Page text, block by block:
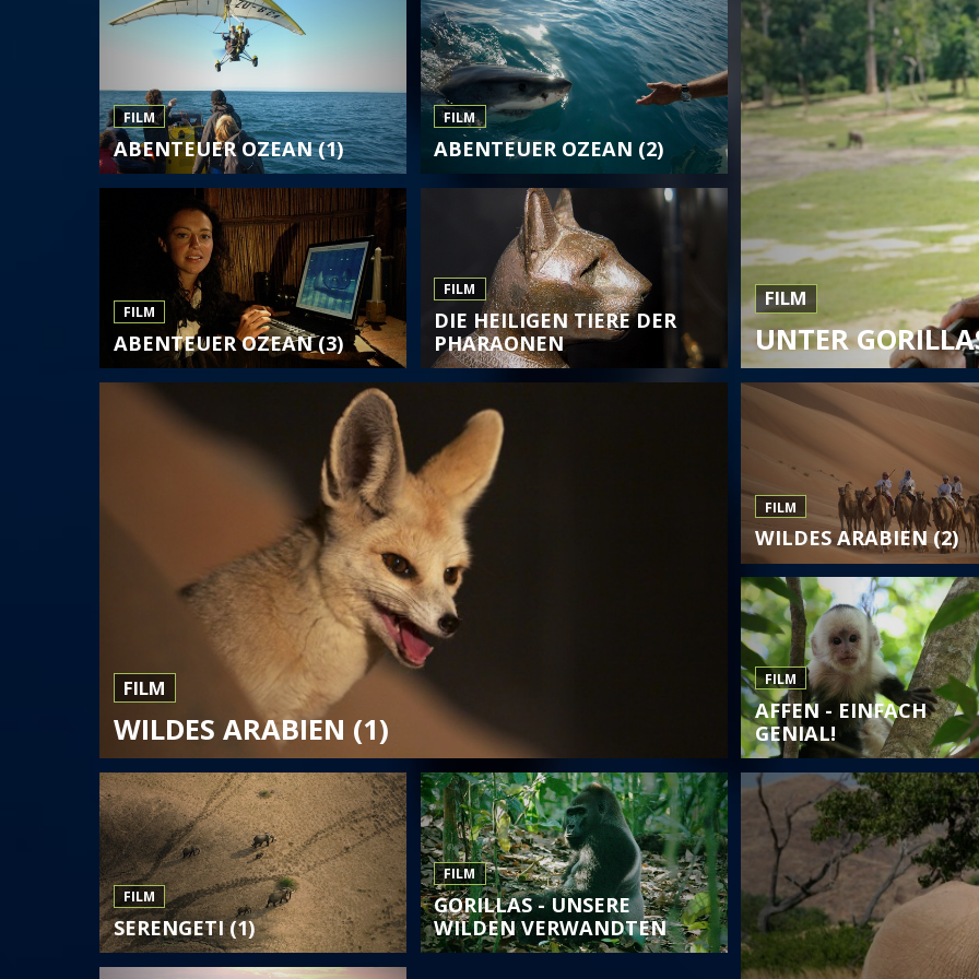
FILM
UNTER
FILM
ABENTEUER OZEAN (1)
FILM
ABENTEUER OZEAN (2)
FILM
ABENTEUER OZEAN (3)
FILM
DIE HEILIGEN TIERE DER
PHARAONEN
FILM
WILDES ARABIEN (1)
FILM
WILDES ARABIEN (2)
FILM
AFFEN - EINFACH
GENIAL!
FILM
SERENGETI (1)
FILM
GORILLAS - UNSERE
WILDEN VERWANDTEN